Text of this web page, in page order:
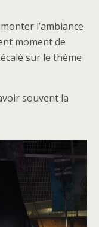
l’ambiance
moment de
sur le thème
souvent la